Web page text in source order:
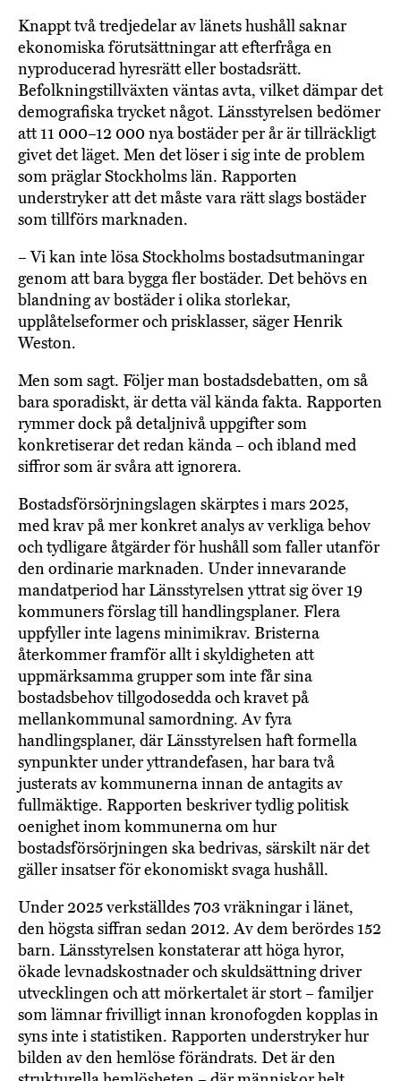
Knappt två tredjedelar av länets hushåll saknar
ekonomiska förutsättningar att efterfråga en
nyproducerad hyresrätt eller bostadsrätt.
Befolkningstillväxten väntas avta, vilket dämpar det
demografiska trycket något. Länsstyrelsen bedömer
att 11 000–12 000 nya bostäder per år är tillräckligt
givet det läget. Men det löser i sig inte de problem
som präglar Stockholms län. Rapporten
understryker att det måste vara rätt slags bostäder
som tillförs marknaden.
– Vi kan inte lösa Stockholms bostadsutmaningar
genom att bara bygga fler bostäder. Det behövs en
blandning av bostäder i olika storlekar,
upplåtelseformer och prisklasser, säger Henrik
Weston.
Men som sagt. Följer man bostadsdebatten, om så
bara sporadiskt, är detta väl kända fakta. Rapporten
rymmer dock på detaljnivå uppgifter som
konkretiserar det redan kända – och ibland med
siffror som är svåra att ignorera.
Bostadsförsörjningslagen skärptes i mars 2025,
med krav på mer konkret analys av verkliga behov
och tydligare åtgärder för hushåll som faller utanför
den ordinarie marknaden. Under innevarande
mandatperiod har Länsstyrelsen yttrat sig över 19
kommuners förslag till handlingsplaner. Flera
uppfyller inte lagens minimikrav. Bristerna
återkommer framför allt i skyldigheten att
uppmärksamma grupper som inte får sina
bostadsbehov tillgodosedda och kravet på
mellankommunal samordning. Av fyra
handlingsplaner, där Länsstyrelsen haft formella
synpunkter under yttrandefasen, har bara två
justerats av kommunerna innan de antagits av
fullmäktige. Rapporten beskriver tydlig politisk
oenighet inom kommunerna om hur
bostadsförsörjningen ska bedrivas, särskilt när det
gäller insatser för ekonomiskt svaga hushåll.
Under 2025 verkställdes 703 vräkningar i länet,
den högsta siffran sedan 2012. Av dem berördes 152
barn. Länsstyrelsen konstaterar att höga hyror,
ökade levnadskostnader och skuldsättning driver
utvecklingen och att mörkertalet är stort – familjer
som lämnar frivilligt innan kronofogden kopplas in
syns inte i statistiken. Rapporten understryker hur
bilden av den hemlöse förändrats. Det är den